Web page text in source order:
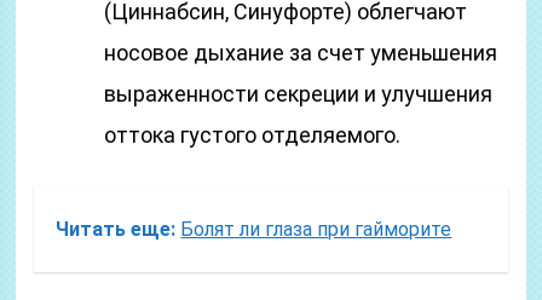
(Циннабсин, Синуфорте) облегчают
носовое дыхание за счет уменьшения
выраженности секреции и улучшения
оттока густого отделяемого.
Читать еще: Болят ли глаза при гайморите